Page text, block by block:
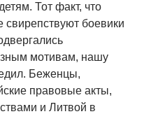
Тот факт, что
свирепствуют боевики
мотивам, нашу
Беженцы,
правовые акты,
и Литвой в